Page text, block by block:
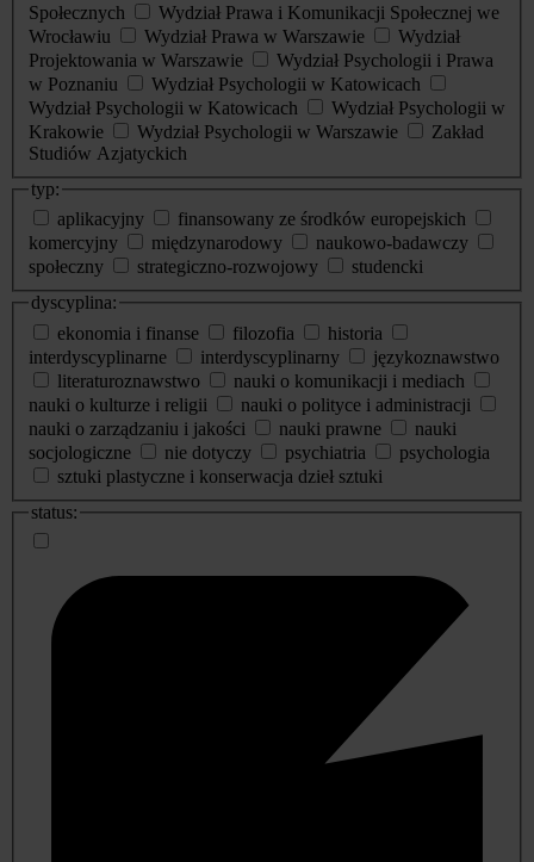
Społecznych
Wydział Prawa i Komunikacji Społecznej we
Wrocławiu
Wydział Prawa w Warszawie
Wydział
Projektowania w Warszawie
Wydział Psychologii i Prawa
w Poznaniu
Wydział Psychologii w Katowicach
Wydział Psychologii w Katowicach
Wydział Psychologii w
Krakowie
Wydział Psychologii w Warszawie
Zakład
Studiów Azjatyckich
typ:
aplikacyjny
finansowany ze środków europejskich
komercyjny
międzynarodowy
naukowo-badawczy
społeczny
strategiczno-rozwojowy
studencki
dyscyplina:
ekonomia i finanse
filozofia
historia
interdyscyplinarne
interdyscyplinarny
językoznawstwo
literaturoznawstwo
nauki o komunikacji i mediach
nauki o kulturze i religii
nauki o polityce i administracji
nauki o zarządzaniu i jakości
nauki prawne
nauki
socjologiczne
nie dotyczy psychiatria
psychologia
sztuki plastyczne i konserwacja dzieł sztuki
status: